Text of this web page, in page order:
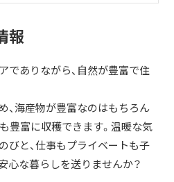
報
でありながら、自然が豊富で住
、海産物が豊富なのはもちろん
も豊富に収穫できます。温暖な気
びと、仕事もプライベートも子
心な暮らしを送りませんか？